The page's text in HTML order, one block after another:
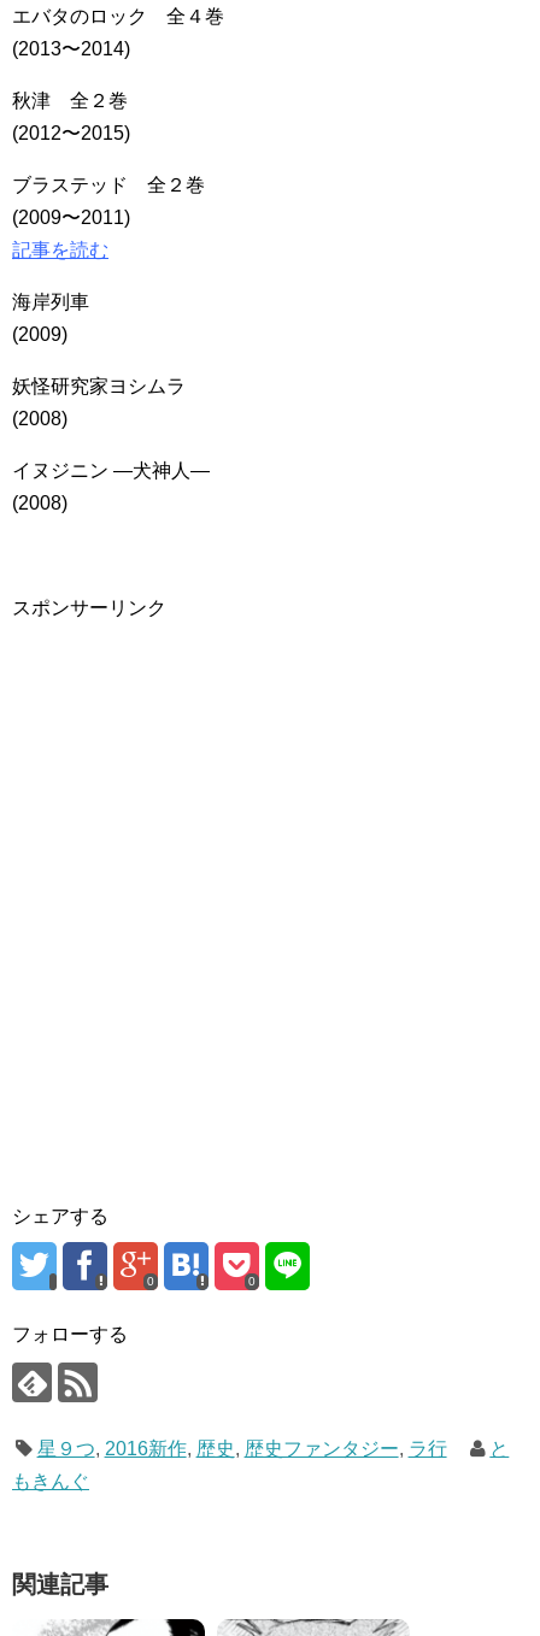
エバタのロック 全４巻
(2013〜2014)
秋津 全２巻
(2012〜2015)
ブラステッド 全２巻
(2009〜2011)
記事を読む
海岸列車
(2009)
妖怪研究家ヨシムラ
(2008)
イヌジニン ―犬神人―
(2008)
スポンサーリンク
シェアする
0 0
フォローする
星９つ, 2016新作, 歴史, 歴史ファンタジー, ラ行
と
もきんぐ
関連記事